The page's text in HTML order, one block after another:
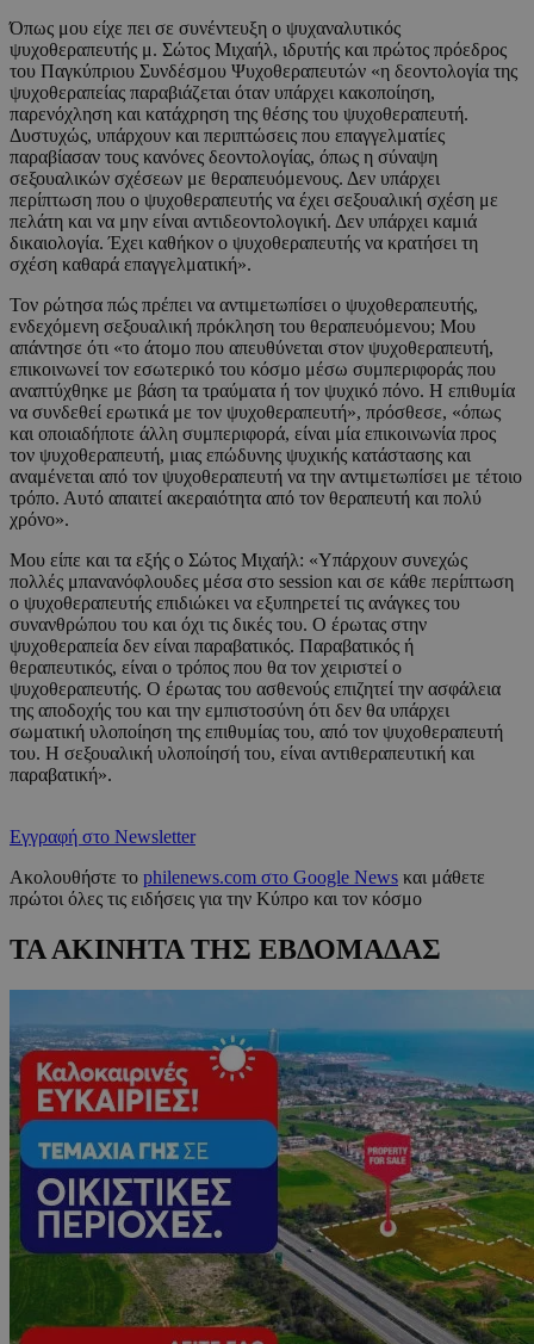
Όπως μου είχε πει σε συνέντευξη ο ψυχαναλυτικός
ψυχοθεραπευτής μ. Σώτος Μιχαήλ, ιδρυτής και πρώτος πρόεδρος
του Παγκύπριου Συνδέσμου Ψυχοθεραπευτών «η δεοντολογία της
ψυχοθεραπείας παραβιάζεται όταν υπάρχει κακοποίηση,
παρενόχληση και κατάχρηση της θέσης του ψυχοθεραπευτή.
Δυστυχώς, υπάρχουν και περιπτώσεις που επαγγελματίες
παραβίασαν τους κανόνες δεοντολογίας, όπως η σύναψη
σεξουαλικών σχέσεων με θεραπευόμενους. Δεν υπάρχει
περίπτωση που ο ψυχοθεραπευτής να έχει σεξουαλική σχέση με
πελάτη και να μην είναι αντιδεοντολογική. Δεν υπάρχει καμιά
δικαιολογία. Έχει καθήκον ο ψυχοθεραπευτής να κρατήσει τη
σχέση καθαρά επαγγελματική».
Τον ρώτησα πώς πρέπει να αντιμετωπίσει ο ψυχοθεραπευτής,
ενδεχόμενη σεξουαλική πρόκληση του θεραπευόμενου; Μου
απάντησε ότι «το άτομο που απευθύνεται στον ψυχοθεραπευτή,
επικοινωνεί τον εσωτερικό του κόσμο μέσω συμπεριφοράς που
αναπτύχθηκε με βάση τα τραύματα ή τον ψυχικό πόνο. Η επιθυμία
να συνδεθεί ερωτικά με τον ψυχοθεραπευτή», πρόσθεσε, «όπως
και οποιαδήποτε άλλη συμπεριφορά, είναι μία επικοινωνία προς
τον ψυχοθεραπευτή, μιας επώδυνης ψυχικής κατάστασης και
αναμένεται από τον ψυχοθεραπευτή να την αντιμετωπίσει με τέτοιο
τρόπο. Αυτό απαιτεί ακεραιότητα από τον θεραπευτή και πολύ
χρόνο».
Μου είπε και τα εξής ο Σώτος Μιχαήλ: «Υπάρχουν συνεχώς
πολλές μπανανόφλουδες μέσα στο session και σε κάθε περίπτωση
ο ψυχοθεραπευτής επιδιώκει να εξυπηρετεί τις ανάγκες του
συνανθρώπου του και όχι τις δικές του. Ο έρωτας στην
ψυχοθεραπεία δεν είναι παραβατικός. Παραβατικός ή
θεραπευτικός, είναι ο τρόπος που θα τον χειριστεί ο
ψυχοθεραπευτής. Ο έρωτας του ασθενούς επιζητεί την ασφάλεια
της αποδοχής του και την εμπιστοσύνη ότι δεν θα υπάρχει
σωματική υλοποίηση της επιθυμίας του, από τον ψυχοθεραπευτή
του. Η σεξουαλική υλοποίησή του, είναι αντιθεραπευτική και
παραβατική».
Εγγραφή στο Newsletter
Ακολουθήστε το philenews.com στο Google News και μάθετε
πρώτοι όλες τις ειδήσεις για την Κύπρο και τον κόσμο
ΤΑ ΑΚΙΝΗΤΑ ΤΗΣ ΕΒΔΟΜΑΔΑΣ